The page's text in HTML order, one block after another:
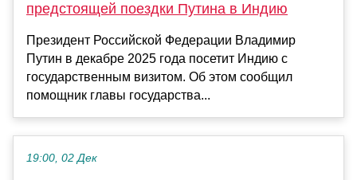
предстоящей поездки Путина в Индию
Президент Российской Федерации Владимир
Путин в декабре 2025 года посетит Индию с
государственным визитом. Об этом сообщил
помощник главы государства...
19:00, 02 Дек